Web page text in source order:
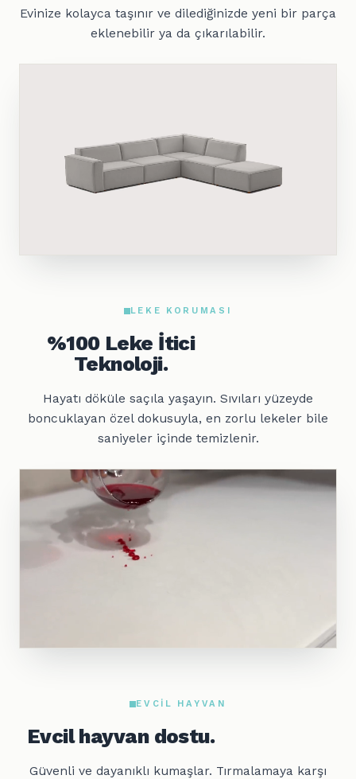
Evinize kolayca taşınır ve dilediğinizde yeni bir parça
eklenebilir ya da çıkarılabilir.
LEKE KORUMASI
%100 Leke İtici
Teknoloji.
Hayatı döküle saçıla yaşayın. Sıvıları yüzeyde
boncuklayan özel dokusuyla, en zorlu lekeler bile
saniyeler içinde temizlenir.
EVCIL HAYVAN
Evcil hayvan dostu.
Güvenli ve dayanıklı kumaşlar. Tırmalamaya karşı